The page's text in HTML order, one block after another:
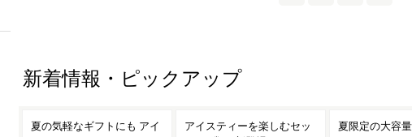
新着情報・ピックアップ
アイスティーを楽しむセッ
夏限定の大容量「ホームメ
色とりどりの